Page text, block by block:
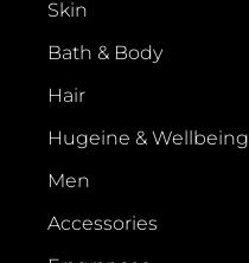
Skin
Bath & Body
Hair
Hugeine & Wellbeing
Men
Accessories